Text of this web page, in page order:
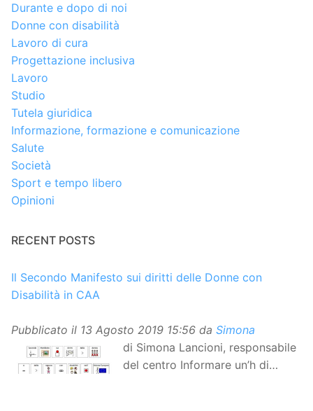
Durante e dopo di noi
Donne con disabilità
Lavoro di cura
Progettazione inclusiva
Lavoro
Studio
Tutela giuridica
Informazione, formazione e comunicazione
Salute
Società
Sport e tempo libero
Opinioni
RECENT POSTS
Il Secondo Manifesto sui diritti delle Donne con
Disabilità in CAA
Pubblicato il 13 Agosto 2019 15:56 da Simona
di Simona Lancioni, responsabile
del centro Informare un’h di